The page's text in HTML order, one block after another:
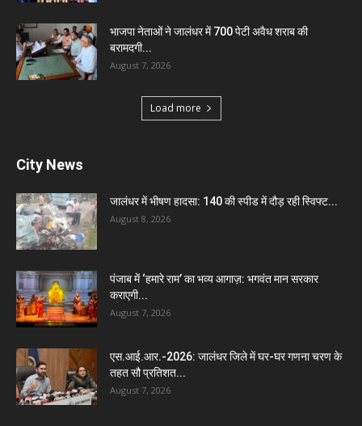
भाजपा नेताओं ने जालंधर में 700 पेटी अवैध शराब की
बरामदगी...
August 7, 2026
Load more
City News
जालंधर में भीषण हादसा: 140 की स्पीड में दौड़ रही स्विफ्ट...
August 8, 2026
पंजाब में ‘हमारे राम’ का भव्य आगाज़: भगवंत मान सरकार
कराएगी...
August 7, 2026
एस.आई.आर.-2026: जालंधर जिले में घर-घर गणना चरण के
तहत सौ प्रतिशत...
August 7, 2026